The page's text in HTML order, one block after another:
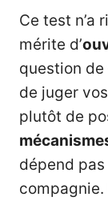
Ce test n’a
mérite d’
question
de juger
plutôt de
dépend pas